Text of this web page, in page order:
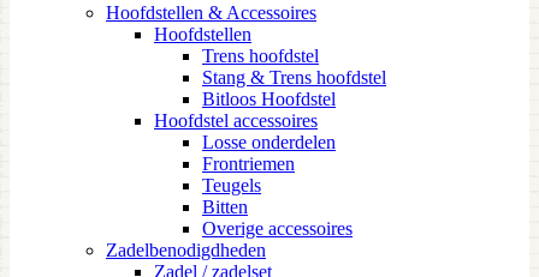
Hoofdstellen & Accessoires
Hoofdstellen
Trens hoofdstel
Stang & Trens hoofdstel
Bitloos Hoofdstel
Hoofdstel accessoires
Losse onderdelen
Frontriemen
Teugels
Bitten
Overige accessoires
Zadelbenodigdheden
Zadel / zadelset